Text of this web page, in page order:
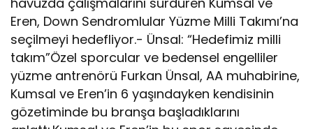
Eren, Down Sendromlular Yüzme Milli Takımı’na
seçilmeyi hedefliyor.- Ünsal: “Hedefimiz milli
takım”Özel sporcular ve bedensel engelliler
yüzme antrenörü Furkan Ünsal, AA muhabirine,
Kumsal ve Eren’in 6 yaşındayken kendisinin
gözetiminde bu branşa başladıklarını